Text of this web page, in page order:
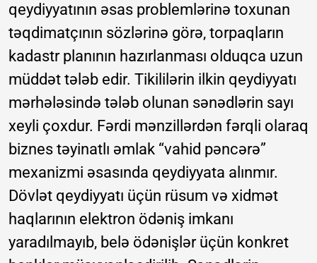
qeydiyyatının əsas problemlərinə toxunan
təqdimatçının sözlərinə görə, torpaqların
kadastr planının hazırlanması olduqca uzun
müddət tələb edir. Tikililərin ilkin qeydiyyatı
mərhələsində tələb olunan sənədlərin sayı
xeyli çoxdur. Fərdi mənzillərdən fərqli olaraq
biznes təyinatlı əmlak “vahid pəncərə”
mexanizmi əsasında qeydiyyata alınmır.
Dövlət qeydiyyatı üçün rüsum və xidmət
haqlarının elektron ödəniş imkanı
yaradılmayıb, belə ödənişlər üçün konkret